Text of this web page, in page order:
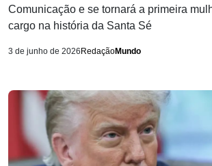
Comunicação e se tornará a primeira
cargo na história da Santa Sé
3 de junho de 2026 RedaçãoMundo